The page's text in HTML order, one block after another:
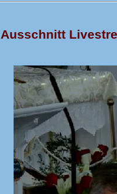
Ausschnitt